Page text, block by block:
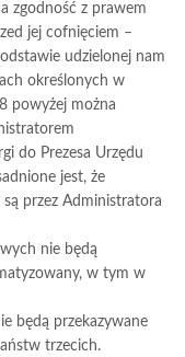
zgodność z prawem
jej cofnięciem –
udzielonej nam
określonych w
powyżej można
do Prezesa Urzędu
jest, że
przez Administratora
nie będą
w tym w
będą przekazywane
trzecich.